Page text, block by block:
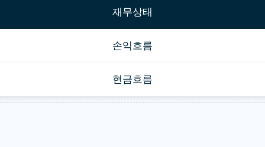
재무상태
손익흐름
현금흐름